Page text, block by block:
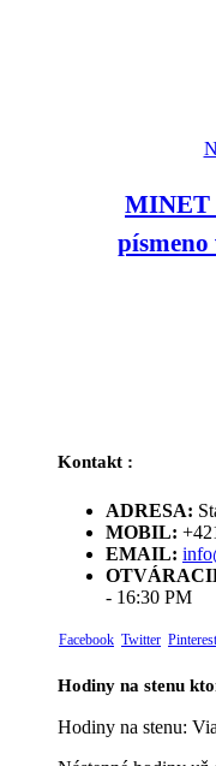
MINET
Kontakt :
ADRESA:
MOBIL:
EMAIL:
- 16:30 PM
Facebook Twitter Pinterest
Hodiny na stenu
Hodiny na stenu: